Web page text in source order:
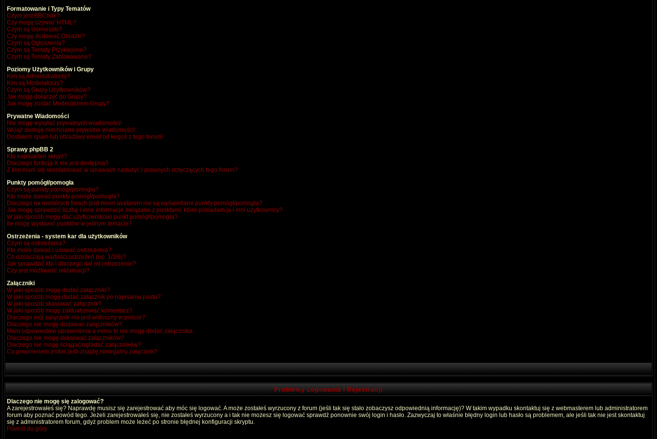
Formatowanie i Typy Tematów
Czym jest BBCode?
Czy mogę używać HTML?
Czym są Uśmieszki?
Czy mogę dodawać Obrazki?
Czym są Ogłoszenia?
Czym są Tematy Przyklejone?
Czym są Tematy Zablokowane?
Poziomy Użytkowników i Grupy
Kim są Administratorzy?
Kim są Moderatorzy?
Czym są Grupy Użytkowników?
Jak mogę dołączyć do Grupy?
Jak mogę zostać Moderatorem Grupy?
Prywatne Wiadomości
Nie mogę wysyłać prywatnych wiadomości!
Wciąż dostaję niechciane prywatne wiadomości!
Dostałem spam lub obraźliwy email od kogoś z tego forum!
Sprawy phpBB 2
Kto napisał ten skrypt?
Dlaczego funkcja X nie jest dostępna?
Z kim mam się skontaktować w sprawach nadużyć i prawnych dotyczących tego forum?
Punkty pomógł/pomogła
Czym są punkty pomógł/pomogła?
Kto może dawać punkty pomógł/pomogła?
Dlaczego na niektórych forach pod moim avatarem nie są wyświetlane punkty pomógł/pomogła?
Jak mogę sprawdzić liczbę i inne informacje związane z punktami, które posiadam ja i inni użytkownicy?
W jaki sposób mogę dać użytkownikowi punkt pomógł/pomogła?
Ile mogę wystawić punktów w jednym temacie?
Ostrzeżenia - system kar dla użytkowników
Czym są ostrzeżenia?
Kto może dawać i usuwać ostrzeżenia?
Co oznaczają wartości ostrzeżeń (np. 1/3/6)?
Jak sprawdzić kto i dlaczego dał mi ostrzeżenie?
Czy jest możliwość reklamacji?
Załączniki
W jaki sposób mogę dodać załączniki?
W jaki sposób mogę dodać załącznik po napisaniu postu?
W jaki sposób skasować załącznik?
W jaki sposób mogę zaktualizować komentarz?
Dlaczego mój załącznik nie jest widoczny w poście?
Dlaczego nie mogę dodawać załączników?
Mam odpowiednie uprawnienia a mimo to nie mogę dodać załącznika.
Dlaczego nie mogę skasować załączników?
Dlaczego nie mogę ściągać/ogladać załączników?
Co powinienem zrobić jeśli znajdę nielegalny załącznik?
Problemy Logowania i Rejestracji
Dlaczego nie mogę się zalogować?
A zarejestrowałeś się? Naprawdę musisz się zarejestrować aby móc się logować. A może zostałeś wyrzucony z forum (jeśli tak się stało zobaczysz odpowiednią informację)? W takim wypadku skontaktuj się z webmasterem lub administratorem
forum aby poznać powód tego. Jeżeli zarejestrowałeś się, nie zostałeś wyrzucony a i tak nie możesz się logować sprawdź ponownie swój login i hasło. Zazwyczaj to właśnie błędny login lub hasło są problemem, ale jeśli tak nie jest skontaktuj
się z administratorem forum, gdyż problem może leżeć po stronie błędnej konfiguracji skryptu.
Powrót do góry